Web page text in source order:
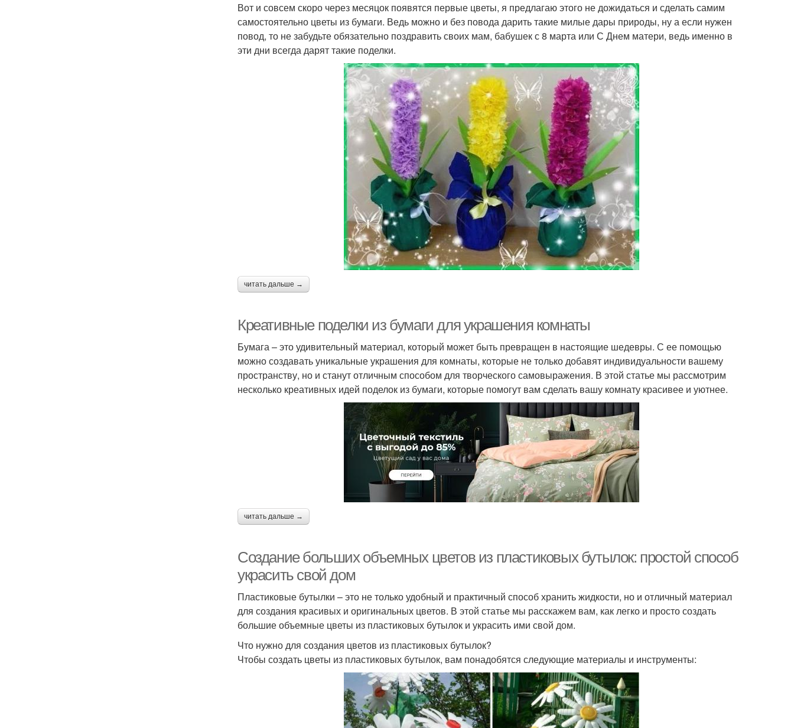
Вот и совсем скоро через месяцок появятся первые цветы, я предлагаю этого не дожидаться и сделать самим
самостоятельно цветы из бумаги. Ведь можно и без повода дарить такие милые дары природы, ну а если нужен
повод, то не забудьте обязательно поздравить своих мам, бабушек с 8 марта или С Днем матери, ведь именно в
эти дни всегда дарят такие поделки.
читать дальше →
Креативные поделки из бумаги для украшения комнаты
Бумага – это удивительный материал, который может быть превращен в настоящие шедевры. С ее помощью
можно создавать уникальные украшения для комнаты, которые не только добавят индивидуальности вашему
пространству, но и станут отличным способом для творческого самовыражения. В этой статье мы рассмотрим
несколько креативных идей поделок из бумаги, которые помогут вам сделать вашу комнату красивее и уютнее.
читать дальше →
Создание больших объемных цветов из пластиковых бутылок: простой способ
украсить свой дом
Пластиковые бутылки – это не только удобный и практичный способ хранить жидкости, но и отличный материал
для создания красивых и оригинальных цветов. В этой статье мы расскажем вам, как легко и просто создать
большие объемные цветы из пластиковых бутылок и украсить ими свой дом.
Что нужно для создания цветов из пластиковых бутылок?
Чтобы создать цветы из пластиковых бутылок, вам понадобятся следующие материалы и инструменты: